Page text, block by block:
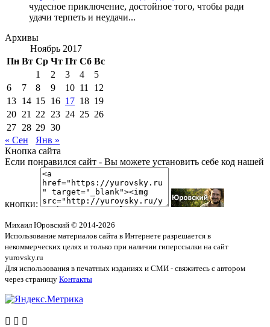
чудесное приключение, достойное того, чтобы ради
удачи терпеть и неудачи...
Архивы
Ноябрь 2017
Пн Вт Ср Чт Пт Сб Вс
1
2 3 4
5
6
7 8 9 10 11
12
13 14 15 16 17 18 19
20 21 22 23 24 25 26
27 28 29 30
« Сен
Янв »
Кнопка сайта
Если понравился сайт - Вы можете установить себе код нашей
кнопки:
Михаил Юровский © 2014-2026
Использование материалов сайта в Интернете разрешается в
некоммерческих целях и только при наличии гиперссылки на сайт
yurovsky.ru
Для использования в печатных изданиях и СМИ - свяжитесь с автором
через страницу Контакты
  